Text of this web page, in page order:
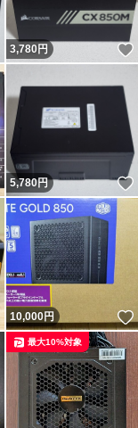
いいね！
3,780円
いいね！
5,780円
いいね！
10,000円
最大10%対象